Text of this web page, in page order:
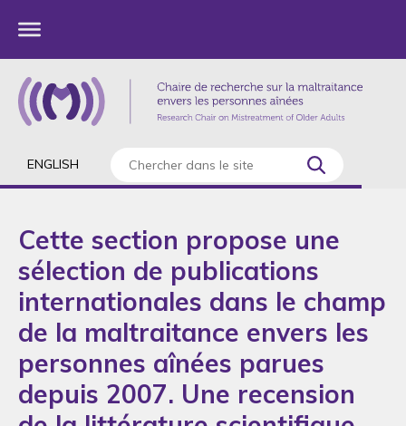
ENGLISH
Cette section propose une
sélection de publications
internationales dans le champ
de la maltraitance envers les
personnes aînées parues
depuis 2007. Une recension